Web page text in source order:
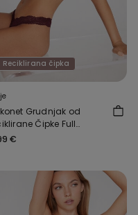
Reciklirana čipka
Grudnjak od
Čipke Full
Prague
€